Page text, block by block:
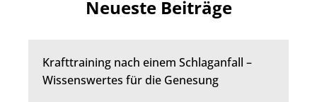
Neueste Beiträge
Krafttraining nach einem Schlaganfall –
Wissenswertes für die Genesung